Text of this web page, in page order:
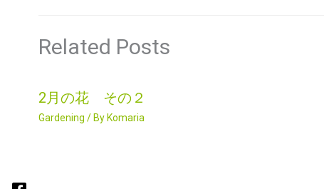
Related Posts
2月の花 その２
Gardening / By Komaria